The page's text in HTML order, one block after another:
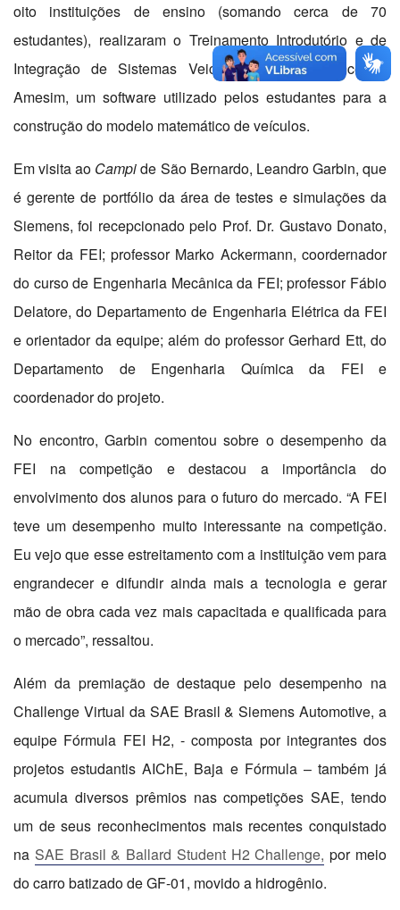
oito instituições de ensino (somando cerca de 70
estudantes), realizaram o Treinamento Introdutório e de
Integração de Sistemas Veiculares com o Simcenter
Amesim, um software utilizado pelos estudantes para a
construção do modelo matemático de veículos.
Em visita ao Campide São Bernardo, Leandro Garbin, que
é gerente de portfólio da área de testes e simulações da
Siemens, foi recepcionado pelo Prof. Dr. Gustavo Donato,
Reitor da FEI; professor Marko Ackermann, coordernador
do curso de Engenharia Mecânica da FEI; professor Fábio
Delatore, do Departamento de Engenharia Elétrica da FEI
e orientador da equipe; além do professor Gerhard Ett, do
Departamento de Engenharia Química da FEI e
coordenador do projeto.
No encontro, Garbin comentou sobre o desempenho da
FEI na competição e destacou a importância do
envolvimento dos alunos para o futuro do mercado. “A FEI
teve um desempenho muito interessante na competição.
Eu vejo que esse estreitamento com a instituição vem para
engrandecer e difundir ainda mais a tecnologia e gerar
mão de obra cada vez mais capacitada e qualificada para
o mercado”, ressaltou.
Além da premiação de destaque pelo desempenho na
Challenge Virtual da SAE Brasil & Siemens Automotive, a
equipe Fórmula FEI H2, - composta por integrantes dos
projetos estudantis AIChE, Baja e Fórmula – também já
acumula diversos prêmios nas competições SAE, tendo
um de seus reconhecimentos mais recentes conquistado
na SAE Brasil & Ballard Student H2 Challenge, por meio
do carro batizado de GF-01, movido a hidrogênio.